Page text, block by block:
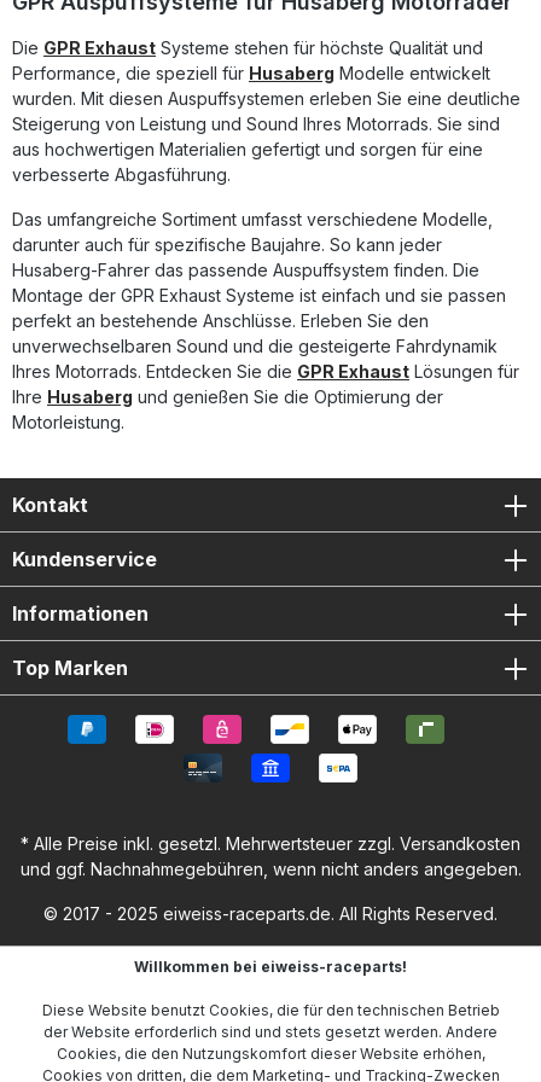
sicherzustellen. Homologierter Slip-On Auspuff mit
Leistungssteigerung gegenüber der Serie Gefertigt aus
leichtem, langlebigem Edelstahl DIN-zertifizierte Qualität –
hergestellt in Italien Plug-and-Play-Montage mit allen
fahrzeugspezifischen Halterungen Lieferumfang: GPR
Furore-X Inox Slip-On Auspuff Fahrzeugspezifische
Halterungen Verbindungsrohr (Link Pipe) Removable db
Killer Montagezubehör
Die GPR Exhaust Systeme stehen für höchste Qualität und
Performance, die speziell für Husaberg Modelle entwickelt
wurden. Mit diesen Auspuffsystemen erleben Sie eine deutliche
Steigerung von Leistung und Sound Ihres Motorrads. Sie sind
aus hochwertigen Materialien gefertigt und sorgen für eine
verbesserte Abgasführung.
Das umfangreiche Sortiment umfasst verschiedene Modelle,
darunter auch für spezifische Baujahre. So kann jeder
Husaberg-Fahrer das passende Auspuffsystem finden. Die
Montage der GPR Exhaust Systeme ist einfach und sie passen
perfekt an bestehende Anschlüsse. Erleben Sie den
unverwechselbaren Sound und die gesteigerte Fahrdynamik
Ihres Motorrads. Entdecken Sie die GPR Exhaust Lösungen für
Ihre Husaberg und genießen Sie die Optimierung der
Motorleistung.
Kontakt
Kundenservice
Informationen
Top Marken
* Alle Preise inkl. gesetzl. Mehrwertsteuer zzgl. Versandkosten
und ggf. Nachnahmegebühren, wenn nicht anders angegeben.
© 2017 - 2025 eiweiss-raceparts.de. All Rights Reserved.
Willkommen bei eiweiss-raceparts!
Diese Website benutzt Cookies, die für den technischen Betrieb
der Website erforderlich sind und stets gesetzt werden. Andere
Cookies, die den Nutzungskomfort dieser Website erhöhen,
Cookies von dritten, die dem Marketing- und Tracking-Zwecken